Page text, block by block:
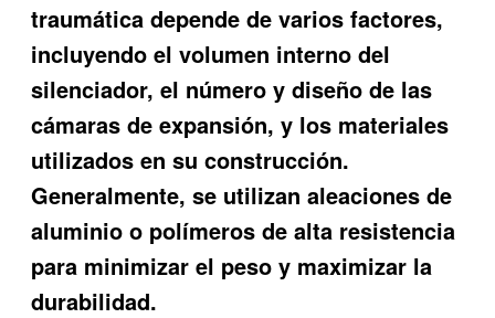
traumática depende de varios factores,
incluyendo el volumen interno del
silenciador, el número y diseño de las
cámaras de expansión, y los materiales
utilizados en su construcción.
Generalmente, se utilizan aleaciones de
aluminio o polímeros de alta resistencia
para minimizar el peso y maximizar la
durabilidad.